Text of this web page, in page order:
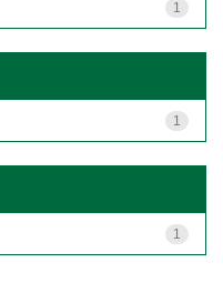
1
1
1